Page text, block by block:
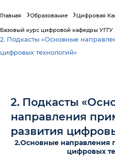
Главная Образование Цифровая
Базовый курс цифровой кафедры УГГУ
2. Подкасты «Основные
цифровых технологий»
2. Подкасты
направления
развития
2.Основные направления
цифровых